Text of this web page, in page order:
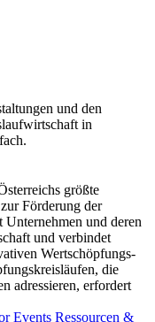
und den
in
größte
Förderung der
und deren
und verbindet
Wertschöpfungs-
die
adressieren, erfordert
Events Ressourcen &